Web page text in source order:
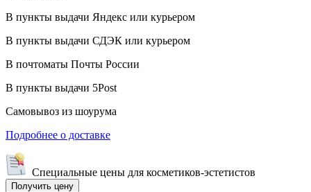
В пункты выдачи Яндекс или курьером
В пункты выдачи СДЭК или курьером
В почтоматы Почты России
В пункты выдачи 5Post
Самовывоз из шоурума
Подробнее о доставке
Специальные цены для косметиков-эстетистов
Получить цену